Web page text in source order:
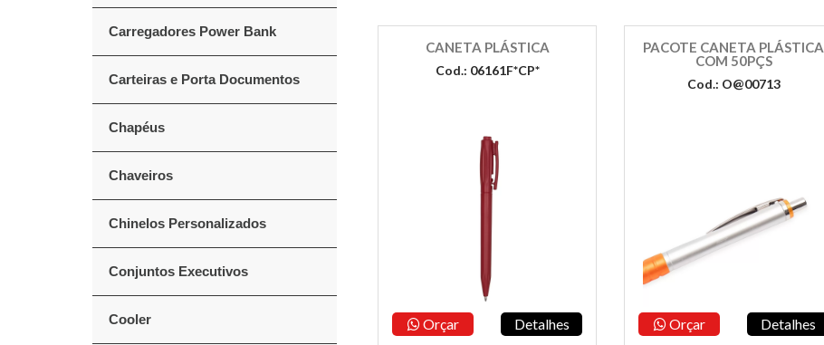
Carregadores Power Bank
Carteiras e Porta Documentos
Chapéus
Chaveiros
Chinelos Personalizados
Conjuntos Executivos
Cooler
CANETA PLÁSTICA
Cod.: 06161F*CP*
Orçar Detalhes
PACOTE CANETA PLÁSTICA
COM 50PÇS
Cod.: O@00713
Orçar Detalhes